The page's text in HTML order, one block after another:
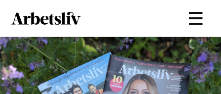
Hoppa till huvudinnehållet